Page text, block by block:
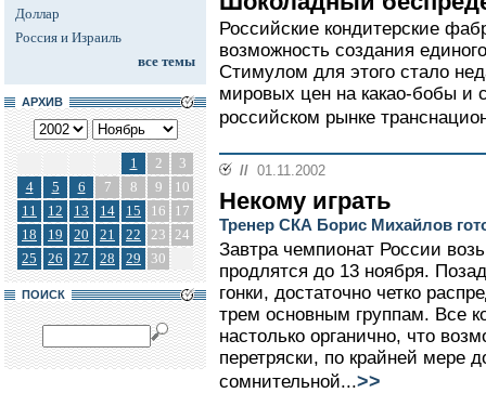
Доллар
Россия и Израиль
все темы
АРХИВ
1 2
3
4
5 6 7 8 9
10
11
12 13 14 15 16
17
18
19 20 21 22 23 24
25
26 27 28 29 30
ПОИСК
Российские кондитерские
возможность создания
Стимулом для этого стало
мировых цен на какао-бобы и
российском рынке
// 01.11.2002
Некому играть
Тренер СКА Борис Михайлов
Завтра чемпионат России
продлятся до 13 ноября.
гонки, достаточно четко
трем основным группам. Все
настолько органично, что
перетряски, по крайней мере
сомнительной...>>